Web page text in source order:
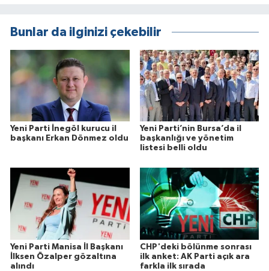
Bunlar da ilginizi çekebilir
Yeni Parti İnegöl kurucu il
başkanı Erkan Dönmez oldu
Yeni Parti’nin Bursa’da il
başkanlığı ve yönetim
listesi belli oldu
Yeni Parti Manisa İl Başkanı
İlksen Özalper gözaltına
alındı
CHP'deki bölünme sonrası
ilk anket: AK Parti açık ara
farkla ilk sırada